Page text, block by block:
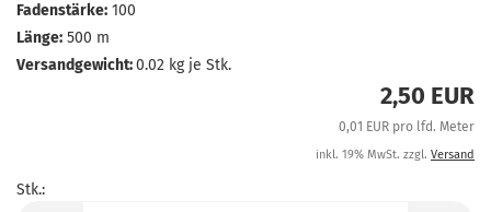
Fadenstärke: 100
Länge: 500 m
Versandgewicht:0.02 kg je Stk.
2,50 EUR
0,01 EUR pro lfd. Meter
inkl. 19% MwSt. zzgl. Versand
Stk.: